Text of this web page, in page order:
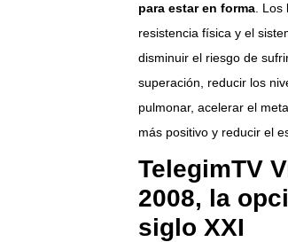
para estar en forma. Los
resistencia física y el
disminuir el riesgo de
superación, reducir los
pulmonar, acelerar el
más positivo y reducir el
TelegimTV
2008, la
siglo XXI